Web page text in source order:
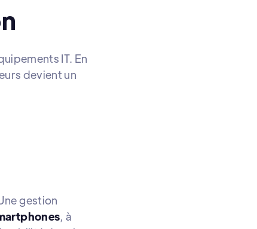
IT. En
devient un
gestion
, à